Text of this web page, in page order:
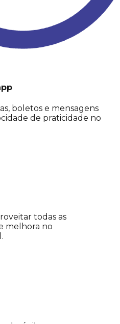
boletos e mensagens
de praticidade no
todas as
melhora no